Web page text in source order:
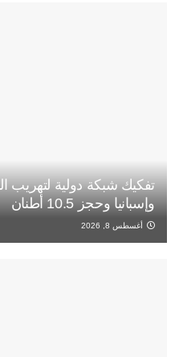
تفكيك شبكة دولية لتهريب
وإسبانيا وحجز 10.5 أطنان
أغسطس 8, 2026